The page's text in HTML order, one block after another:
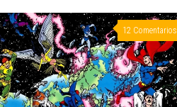
12 Comentarios